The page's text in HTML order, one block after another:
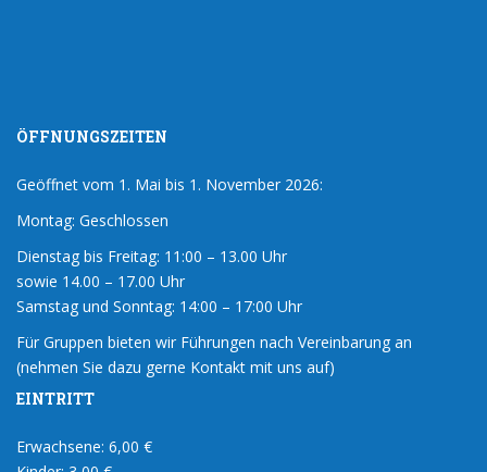
ÖFFNUNGSZEITEN
Geöffnet vom 1. Mai bis 1. November 2026:
Montag: Geschlossen
Dienstag bis Freitag: 11:00 – 13.00 Uhr
sowie 14.00 – 17.00 Uhr
Samstag und Sonntag: 14:00 – 17:00 Uhr
Für Gruppen bieten wir Führungen nach Vereinbarung an
(nehmen Sie dazu gerne Kontakt mit uns auf)
EINTRITT
Erwachsene: 6,00 €